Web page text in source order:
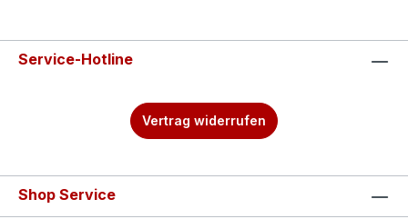
Service-Hotline
Vertrag widerrufen
Shop Service